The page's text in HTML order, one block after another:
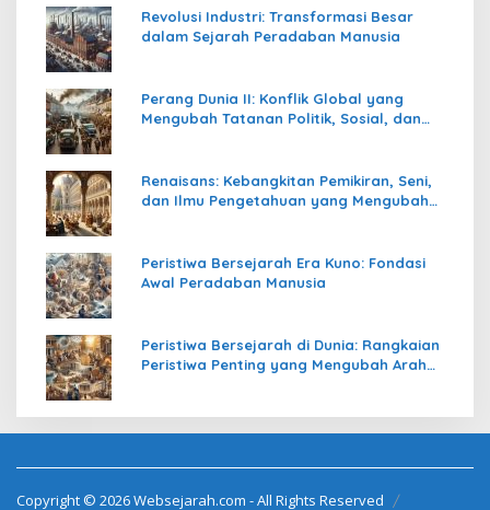
Revolusi Industri: Transformasi Besar
dalam Sejarah Peradaban Manusia
Perang Dunia II: Konflik Global yang
Mengubah Tatanan Politik, Sosial, dan
Renaisans: Kebangkitan Pemikiran, Seni,
dan Ilmu Pengetahuan yang Mengubah
Peristiwa Bersejarah Era Kuno: Fondasi
Awal Peradaban Manusia
Peristiwa Bersejarah di Dunia: Rangkaian
Peristiwa Penting yang Mengubah Arah
Copyright © 2026 Websejarah.com - All Rights Reserved